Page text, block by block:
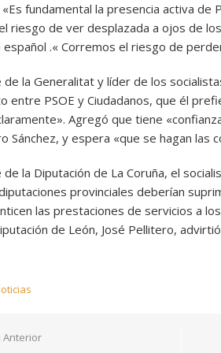
fundamental la presencia activa de
riesgo de ver desplazada a ojos de
.« Corremos el riesgo de
la Generalitat y líder de los
entre PSOE y Ciudadanos, que él
Agregó que tiene
Sánchez, y espera «que se hagan las
la Diputación de La Coruña, el
provinciales deberían
las prestaciones de servicios a
de León, José Pellitero,
Anterior